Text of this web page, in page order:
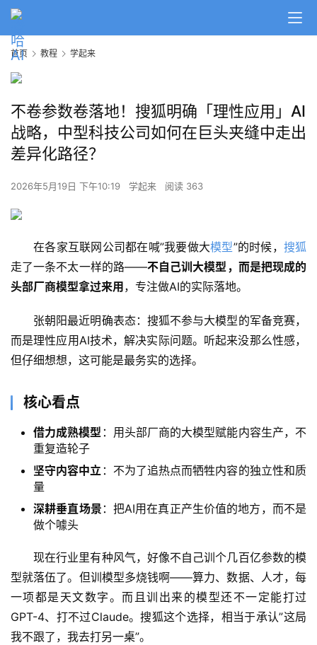
首页 教程 学起来
不卷参数卷落地！搜狐明确「理性应用」AI
战略，中型科技公司如何在巨头夹缝中走出
差异化路径？
2026年5月19日 下午10:19 学起来 阅读 363
在各家互联网公司都在喊”我要做大模型”的时候， 搜狐
走了一条不太一样的路——不自己训大模型，而是把现成的
头部厂商模型拿过来用 ，专注做AI的实际落地。
张朝阳最近明确表态：搜狐不参与大模型的军备竞赛，
而是理性应用AI技术，解决实际问题。听起来没那么性感，
但仔细想想，这可能是最务实的选择。
核心看点
借力成熟模型 ：用头部厂商的大模型赋能内容生产，不
重复造轮子
坚守内容中立 ：不为了追热点而牺牲内容的独立性和质
量
深耕垂直场景 ：把AI用在真正产生价值的地方，而不是
做个噱头
现在行业里有种风气，好像不自己训个几百亿参数的模
型就落伍了。但训模型多烧钱啊——算力、数据、人才，每
一项都是天文数字。而且训出来的模型还不一定能打过
GPT-4、打不过Claude。搜狐这个选择，相当于承认”这局
我不跟了，我去打另一桌”。